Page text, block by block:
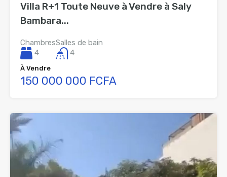
Villa R+1 Toute Neuve à Vendre à Saly
Bambara...
Chambres
4
Salles de bain
4
À Vendre
150 000 000 FCFA